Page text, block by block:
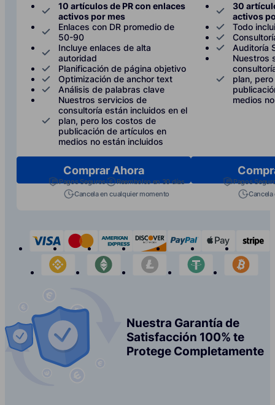
10 artículos de PR con enlaces
activos por mes
Enlaces con DR promedio de
50-90
Incluye enlaces de alta
autoridad
Planificación de página objetivo
Optimización de anchor text
Análisis de palabras clave
Nuestros servicios de
consultoría están incluidos en el
plan, pero los costos de
publicación de artículos en
medios no están incluidos
Comprar Ahora
Pagos Seguros
Reembolso en 30 días
Cancela en cualquier momento
30
activos
Todo
Auditoría
Nuestros
plan,
medios
Pagos
visa mastercardamerican-express
discover paypal apple-
binance
etherium litecoin tether
Nuestra Garantía de
Satisfacción 100% te
Protege Completamente